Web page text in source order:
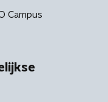
Campus